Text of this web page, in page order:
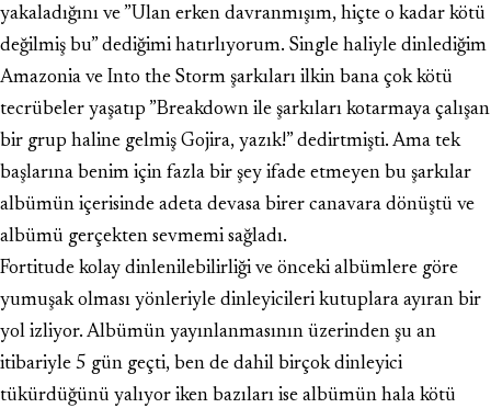
yakaladığını ve ”Ulan erken davranmışım, hiçte o kadar kötü
değilmiş bu” dediğimi hatırlıyorum. Single haliyle dinlediğim
Amazonia ve Into the Storm şarkıları ilkin bana çok kötü
tecrübeler yaşatıp ”Breakdown ile şarkıları kotarmaya çalışan
bir grup haline gelmiş Gojira, yazık!” dedirtmişti. Ama tek
başlarına benim için fazla bir şey ifade etmeyen bu şarkılar
albümün içerisinde adeta devasa birer canavara dönüştü ve
albümü gerçekten sevmemi sağladı.
Fortitude kolay dinlenilebilirliği ve önceki albümlere göre
yumuşak olması yönleriyle dinleyicileri kutuplara ayıran bir
yol izliyor. Albümün yayınlanmasının üzerinden şu an
itibariyle 5 gün geçti, ben de dahil birçok dinleyici
tükürdüğünü yalıyor iken bazıları ise albümün hala kötü